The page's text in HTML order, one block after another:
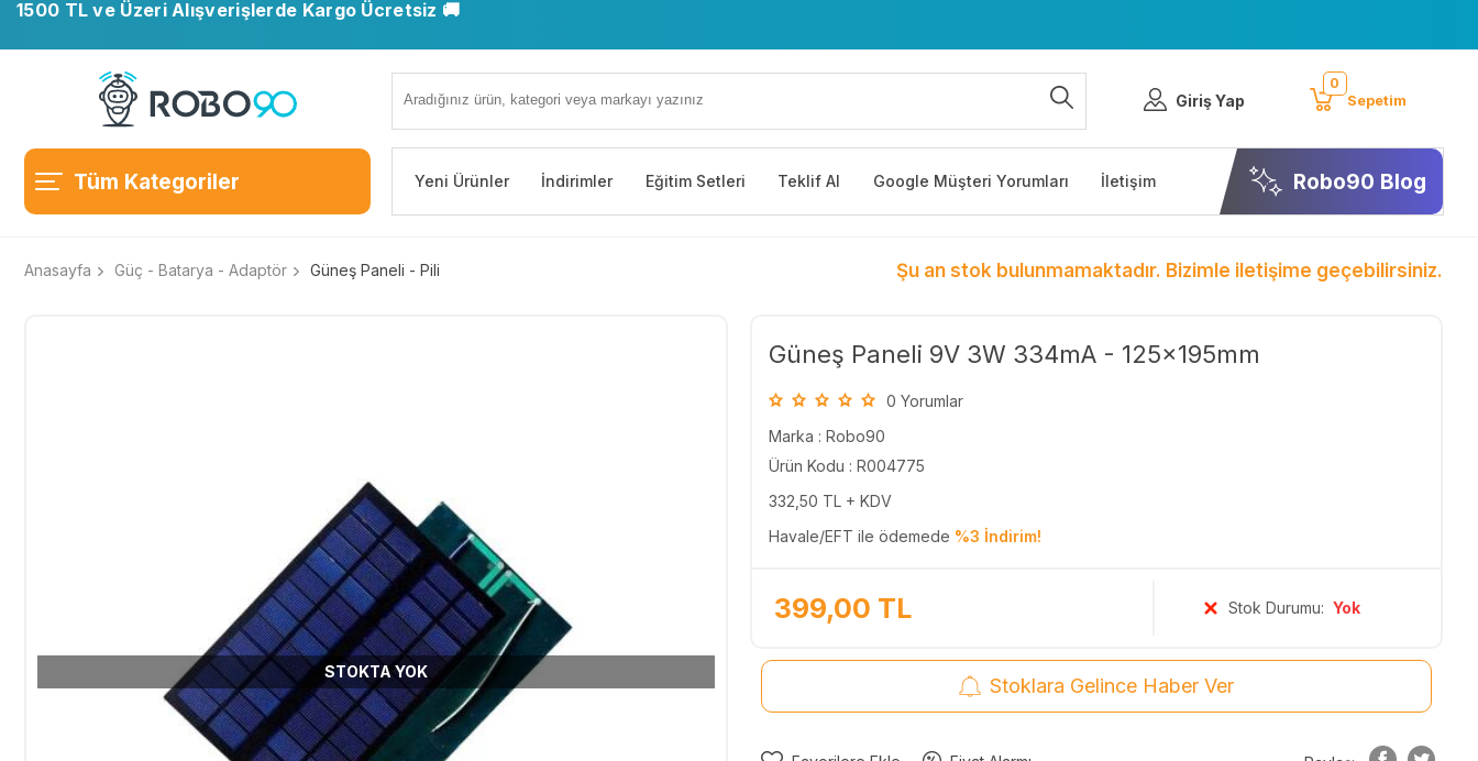
1500 TL ve Üzeri Alışverişlerde Kargo Ücretsiz 🚚
Giriş Yap
0
Sepetim
Tüm Kategoriler Yeni Ürünler İndirimler Eğitim Setleri Teklif Al Google Müşteri Yorumları İletişim Robo90 Blog
Anasayfa Güç - Batarya - Adaptör Güneş Paneli - Pili Şu an stok bulunmamaktadır. Bizimle iletişime geçebilirsiniz.
STOKTA YOK
Güneş Paneli 9V 3W 334mA - 125x195mm
0 Yorumlar
Marka : Robo90
Ürün Kodu : R004775
332,50 TL + KDV
Havale/EFT ile ödemede %3 İndirim!
399,00 TL Stok Durumu: Yok
Stoklara Gelince Haber Ver